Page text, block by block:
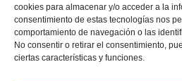
cookies para almacenar y/o acceder a la
consentimiento de estas tecnologías nos
comportamiento de navegación o las
No consentir o retirar el consentimiento,
ciertas características y funciones.